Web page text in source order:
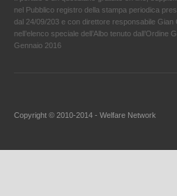
nel Pubblico registro della stampa periodica
dal 24/09/203 e con direttore responsabile
nell’elenco speciale dell’Albo tenuto dall’Ordine
Gennaio 2016
Copyright © 2010-2014 - Welfare Network